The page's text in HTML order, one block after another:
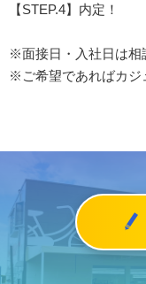
【STEP.4】内定！
※面接日・入社日は相
※ご希望であればカジ